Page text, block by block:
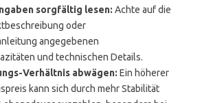
sorgfältig lesen: Achte auf die
oder
angegebenen
und technischen Details.
Verhältnis abwägen: Ein höherer
kann sich durch mehr Stabilität